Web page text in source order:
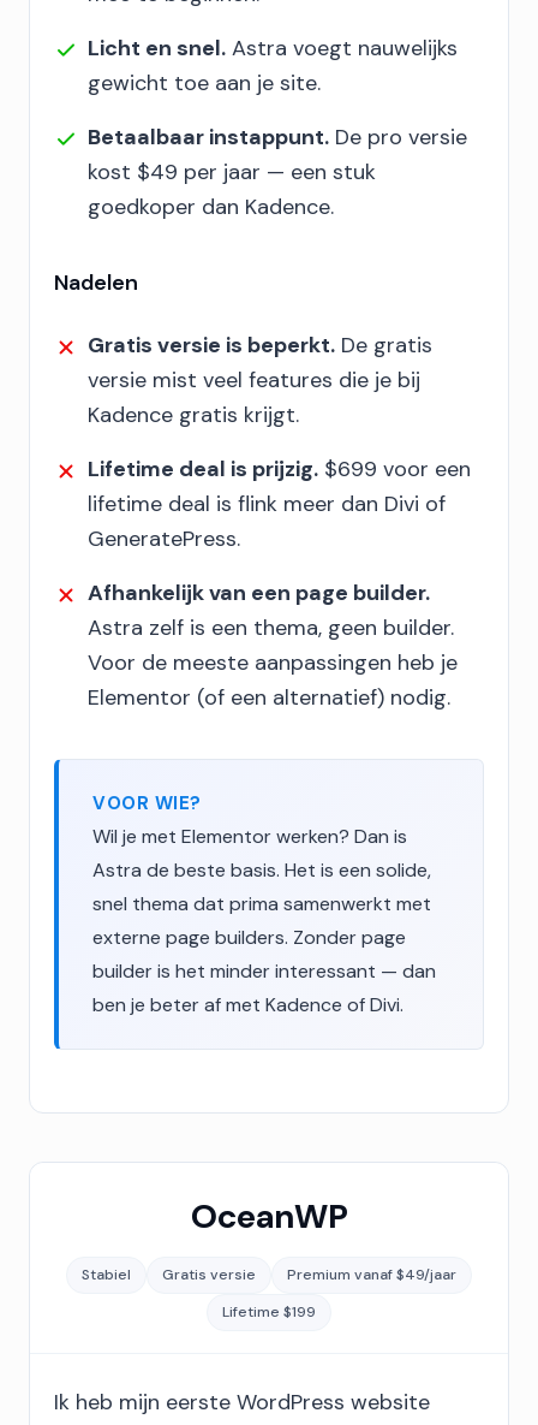
Licht en snel. Astra voegt nauwelijks
gewicht toe aan je site.
Betaalbaar instappunt. De pro versie
kost $49 per jaar — een stuk
goedkoper dan Kadence.
Nadelen
Gratis versie is beperkt. De gratis
versie mist veel features die je bij
Kadence gratis krijgt.
Lifetime deal is prijzig. $699 voor een
lifetime deal is flink meer dan Divi of
GeneratePress.
Afhankelijk van een page builder.
Astra zelf is een thema, geen builder.
Voor de meeste aanpassingen heb je
Elementor (of een alternatief) nodig.
VOOR WIE?
Wil je met Elementor werken? Dan is
Astra de beste basis. Het is een solide,
snel thema dat prima samenwerkt met
externe page builders. Zonder page
builder is het minder interessant — dan
ben je beter af met Kadence of Divi.
OceanWP
Stabiel Gratis versie
Premium vanaf $49/jaar
Lifetime $199
Ik heb mijn eerste WordPress website